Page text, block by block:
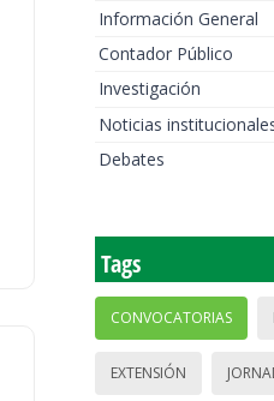
Información General
Contador Público
Investigación
Noticias
Debates
Tags
CONVOCATORIAS
EXTENSIÓN